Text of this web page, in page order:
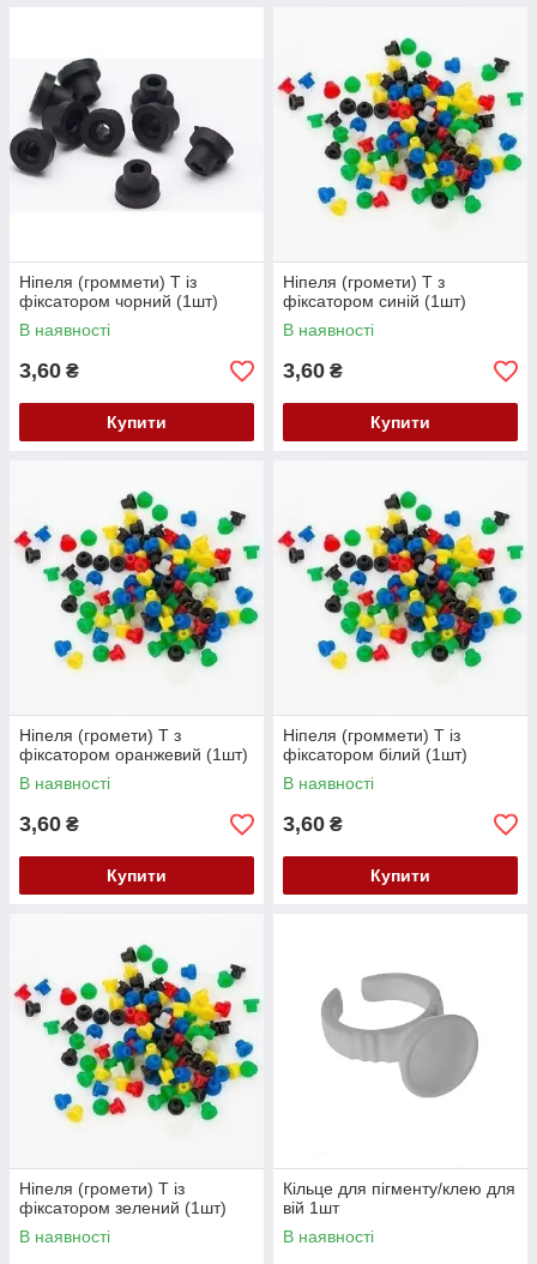
Ніпеля (громмети) Т із
фіксатором чорний (1шт)
В наявності
3,60 ₴
Купити
Ніпеля (громети) Т з
фіксатором синій (1шт)
В наявності
3,60 ₴
Купити
Ніпеля (громети) Т з
фіксатором оранжевий (1шт)
В наявності
3,60 ₴
Купити
Ніпеля (громмети) Т із
фіксатором білий (1шт)
В наявності
3,60 ₴
Купити
Ніпеля (громети) Т із
фіксатором зелений (1шт)
В наявності
Кільце для пігменту/клею для
вій 1шт
В наявності